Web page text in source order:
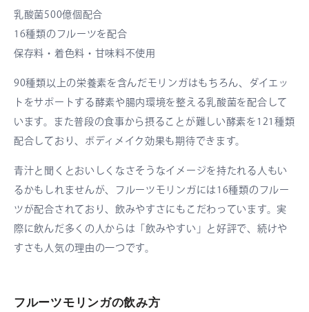
乳酸菌500億個配合
16種類のフルーツを配合
保存料・着色料・甘味料不使用
90種類以上の栄養素を含んだモリンガはもちろん、ダイエッ
トをサポートする酵素や腸内環境を整える乳酸菌を配合して
います。また普段の食事から摂ることが難しい酵素を121種類
配合しており、ボディメイク効果も期待できます。
青汁と聞くとおいしくなさそうなイメージを持たれる人もい
るかもしれませんが、フルーツモリンガには16種類のフルー
ツが配合されており、飲みやすさにもこだわっています。実
際に飲んだ多くの人からは「飲みやすい」と好評で、続けや
すさも人気の理由の一つです。
フルーツモリンガの飲み方